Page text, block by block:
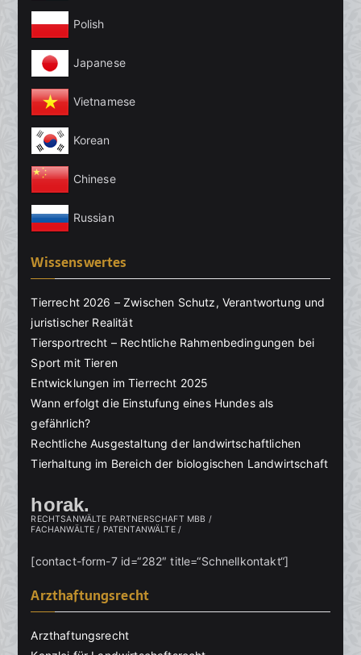
Polish
Japanese
Vietnamese
Korean
Chinese
Russian
Wissenswertes
Tierrecht 2026 – Zwischen Schutz, Verantwortung und
juristischer Realität
Tiersportrecht – Rechtliche Rahmenbedingungen bei
Sport mit Tieren
Entwicklungen im Tierrecht 2025
Wann erfolgt die Einstufung eines Hundes als
gefährlich?
Rechtliche Ausgestaltung der landwirtschaftlichen
Tierhaltung im Bereich der biologischen Landwirtschaft
horak.
RECHTSANWÄLTE PARTNERSCHAFT MBB /
FACHANWÄLTE / PATENTANWÄLTE /
[contact-form-7 id=“282″ title=“Schnellkontakt“]
Arzthaftungsrecht
Arzthaftungsrecht